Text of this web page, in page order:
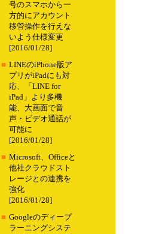
号のスマホから一
方的にアカウント
移管操作を行えな
いよう仕様変更
[2016/01/28]
■ LINEのiPhone版ア
プリがiPadにも対
応、「LINE for
iPad」より多機
能、大画面で音
声・ビデオ通話が
可能に
[2016/01/28]
■ Microsoft、Officeと
他社クラウドスト
レージとの連携を
強化
[2016/01/28]
■ Googleのディープ
ラーニングシステ